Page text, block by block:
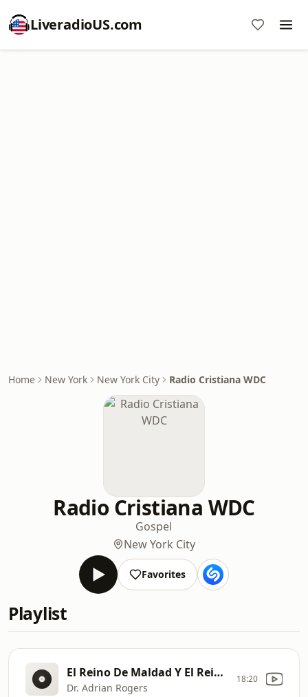
LiveradioUS.com
Home New York New York City Radio Cristiana WDC
Radio Cristiana WDC
Gospel
New York City
Favorites
Playlist
El Reino De Maldad Y El Reino De Dios
Dr. Adrian Rogers
18:20